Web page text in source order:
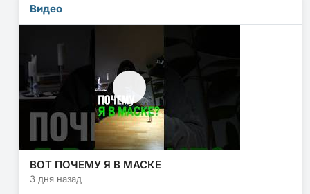
Видео
ВОТ ПОЧЕМУ Я В МАСКЕ
3 дня назад